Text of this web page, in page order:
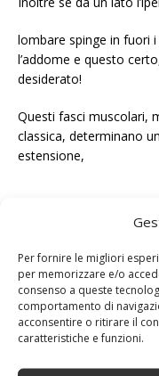
Per fornire le migliori
per memorizzare e/o
consenso a queste
comportamento di
acconsentire o ritirare il
caratteristiche e funzioni.
lombare spinge in fuori
l’addome e questo
desiderato!
Questi fasci muscolari,
classica, determinano
estensione,